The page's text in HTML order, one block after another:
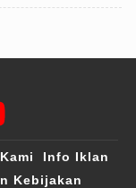
Info Iklan
Kebijakan